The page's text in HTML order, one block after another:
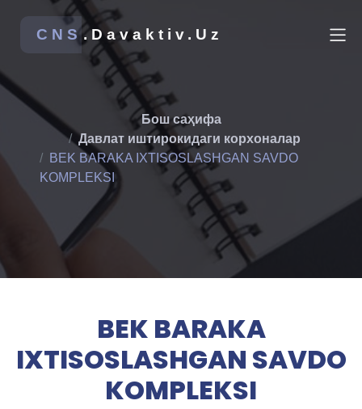
CNS .Davaktiv.Uz
Бош саҳифа
Давлат иштирокидаги корхоналар
BEK BARAKA IXTISOSLASHGAN SAVDO
KOMPLEKSI
BEK BARAKA
IXTISOSLASHGAN SAVDO
KOMPLEKSI